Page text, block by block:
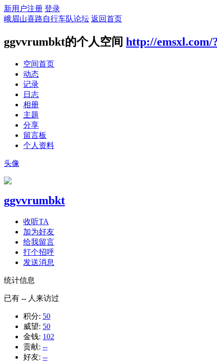
新用户注册 登录
峨眉山喜路自行车队论坛 返回首页
ggvvrumbkt的个人空间 http://emsxl.com/
空间首页
动态
记录
日志
相册
主题
分享
留言板
个人资料
头像
ggvvrumbkt
收听TA
加为好友
给我留言
打个招呼
发送消息
统计信息
已有 -- 人来访过
积分: 50
威望: 50
金钱: 102
贡献: --
好友: --